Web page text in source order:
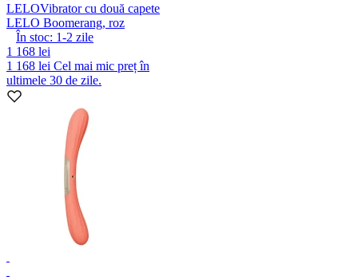
LELOVibrator cu două capete
LELO Boomerang, roz
În stoc: 1-2 zile
1 168 lei
1 168 lei Cel mai mic preț în
ultimele 30 de zile.